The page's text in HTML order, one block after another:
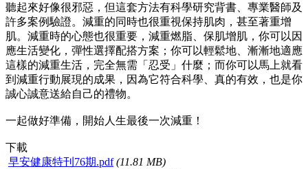
聽起來好像很邪惡，但這套方法有科學研究背書、專業醫師及
許多案例驗證。減重的同時也很重視保持肌肉，甚至著重增
肌。減重時的心態也很重要，減重燃脂、保肌增肌，你可以因
應生活變化，彈性選擇配搭方案；你可以輕鬆地、漸漸地適應
這樣的減重生活，完全無需「忍受」什麼；而你可以馬上就看
到減重行動展現的成果，因為它符合科學、真的有效，也是你
誠心誠意送給自己的禮物。
一起做好準備，開始人生最後一次減重！
下載
早安健康特刊76期.pdf (11.81 MB)